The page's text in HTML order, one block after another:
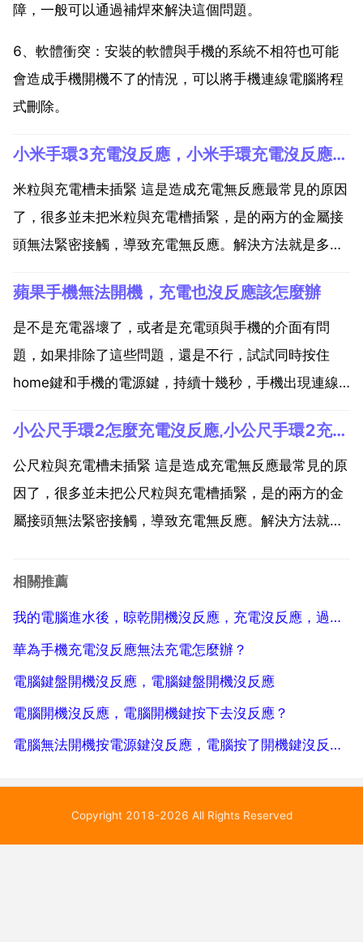
障，一般可以通過補焊來解決這個問題。
6、軟體衝突：安裝的軟體與手機的系統不相符也可能
會造成手機開機不了的情況，可以將手機連線電腦將程
式刪除。
小米手環3充電沒反應，小米手環充電沒反應怎麼辦 小米手環無法充電解決方法
米粒與充電槽未插緊 這是造成充電無反應最常見的原因
了，很多並未把米粒與充電槽插緊，是的兩方的金屬接
頭無法緊密接觸，導致充電無反應。解決方法就是多把
屬充電接頭表面容易被氧化，氧化物覆蓋金屬接頭，導
致無法充電。解決方法拿小刀片輕輕刮金屬接頭，隨後
再做充電...
蘋果手機無法開機，充電也沒反應該怎麼辦
是不是充電器壞了，或者是充電頭與手機的介面有問
題，如果排除了這些問題，還是不行，試試同時按住
home鍵和手機的電源鍵，持續十幾秒，手機出現連線
題。沒問題進行以下操作 2 進入dfu iphone韌體的強制
公升降級模式 的操作具體方法如下，手機在...
小公尺手環2怎麼充電沒反應,小公尺手環2充電沒反應怎麼辦
公尺粒與充電槽未插緊 這是造成充電無反應最常見的原
因了，很多並未把公尺粒與充電槽插緊，是的兩方的金
屬接頭無法緊密接觸，導致充電無反應。解決方法就是
尺粒的金屬充電接頭表面容易被氧化，氧化物覆蓋金屬
相關推薦
我的電腦進水後，晾乾開機沒反應，充電沒反應，過保質期了，維修貴不
華為手機充電沒反應無法充電怎麼辦？
電腦鍵盤開機沒反應，電腦鍵盤開機沒反應
電腦開機沒反應，電腦開機鍵按下去沒反應？
電腦無法開機按電源鍵沒反應，電腦按了開機鍵沒反應 開不了機 ,是什麼原因 詳細解說
Copyright 2018-2026 All Rights Reserved